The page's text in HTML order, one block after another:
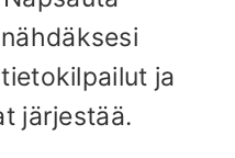
ja
järjestää.